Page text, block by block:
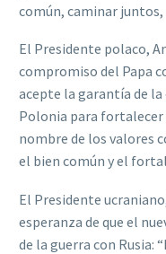
común, caminar
El Presidente polaco,
compromiso del Papa
acepte la garantía de la
Polonia para fortalecer
nombre de los valores
el bien común y el
El Presidente
esperanza de que el
de la guerra con Rusia: